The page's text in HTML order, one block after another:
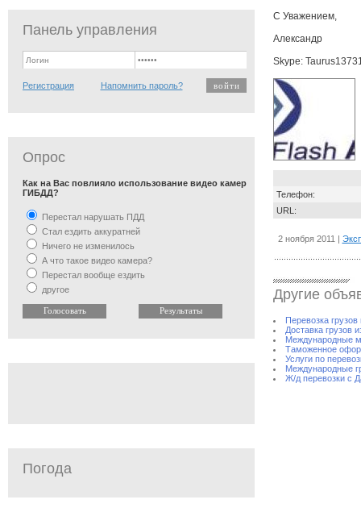
Панель управления
Регистрация Напомнить пароль?
Опрос
Как на Вас повлияло использование видео камер
ГИБДД?
Перестал нарушать ПДД
Стал ездить аккуратней
Ничего не изменилось
А что такое видео камера?
Перестал вообще ездить
другое
Погода
С Уважением,
Александр
Skype:
Телефон:
URL:
2 ноября 2011 |
Другие
Перевозка
Доставка грузов
Международные
Таможенное
Услуги по
Международные
Ж/д перевозки с